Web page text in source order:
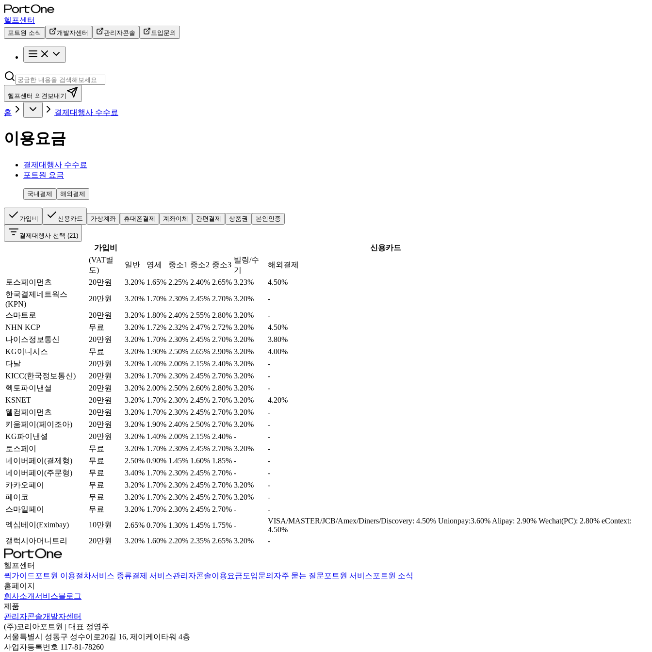
헬프센터
포트원 소식 개발자센터 관리자콘솔 도입문의
헬프센터 의견보내기
홈 결제대행사 수수료
이용요금
결제대행사 수수료
포트원 요금
국내결제 해외결제
가입비 신용카드 가상계좌 휴대폰결제 계좌이체 간편결제 상품권 본인인증
결제대행사 선택 (21)
가입비
신용카드
(VAT별
도)
일반 영세 중소1 중소2 중소3
빌링/수
기
해외결제
토스페이먼츠 20만원 3.20% 1.65% 2.25% 2.40% 2.65% 3.23%
4.50%
한국결제네트웍스
(KPN)
20만원 3.20% 1.70% 2.30% 2.45% 2.70% 3.20%
-
스마트로
20만원 3.20% 1.80% 2.40% 2.55% 2.80% 3.20%
-
NHN KCP
무료 3.20% 1.72% 2.32% 2.47% 2.72% 3.20%
4.50%
나이스정보통신
20만원 3.20% 1.70% 2.30% 2.45% 2.70% 3.20%
3.80%
KG이니시스
무료 3.20% 1.90% 2.50% 2.65% 2.90% 3.20%
4.00%
다날
20만원 3.20% 1.40% 2.00% 2.15% 2.40% 3.20%
-
KICC(한국정보통신)
20만원 3.20% 1.70% 2.30% 2.45% 2.70% 3.20%
-
헥토파이낸셜
20만원 3.20% 2.00% 2.50% 2.60% 2.80% 3.20%
-
KSNET
20만원 3.20% 1.70% 2.30% 2.45% 2.70% 3.20%
4.20%
웰컴페이먼츠
20만원 3.20% 1.70% 2.30% 2.45% 2.70% 3.20%
-
키움페이(페이조아)
20만원 3.20% 1.90% 2.40% 2.50% 2.70% 3.20%
-
KG파이낸셜
20만원 3.20% 1.40% 2.00% 2.15% 2.40% -
-
토스페이
무료 3.20% 1.70% 2.30% 2.45% 2.70% 3.20%
-
네이버페이(결제형)
무료 2.50% 0.90% 1.45% 1.60% 1.85% -
-
네이버페이(주문형)
무료 3.40% 1.70% 2.30% 2.45% 2.70% -
-
카카오페이
무료 3.20% 1.70% 2.30% 2.45% 2.70% 3.20%
-
페이코
무료 3.20% 1.70% 2.30% 2.45% 2.70% 3.20%
-
스마일페이
무료 3.20% 1.70% 2.30% 2.45% 2.70% -
-
엑심베이(Eximbay)
10만원 2.65% 0.70% 1.30% 1.45% 1.75% -
VISA/MASTER/JCB/Amex/Diners/Discovery: 4.50% Unionpay:3.60% Alipay: 2.90% Wechat(PC): 2.80% eContext:
4.50%
갤럭시아머니트리
20만원 3.20% 1.60% 2.20% 2.35% 2.65% 3.20% -
헬프센터
퀵가이드 포트원 이용절차서비스 종류결제 서비스관리자콘솔이용요금도입문의 자주 묻는 질문포트원 서비스포트원 소식
홈페이지
회사소개서비스블로그
제품
관리자콘솔개발자센터
(주)코리아포트원 | 대표 정영주
서울특별시 성동구 성수이로20길 16, 제이케이타워 4층
사업자등록번호 117-81-78260